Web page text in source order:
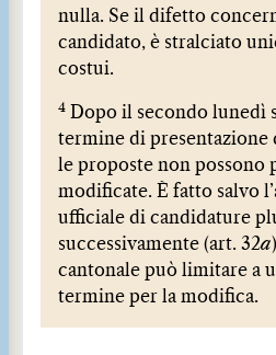
nulla. Se il difetto
candidato, è stralciato
costui.
4 Dopo il secondo lunedì
termine di presentazione
le proposte non possono
modificate. È fatto salvo
ufficiale di candidature
successivamente (art. 32a
cantonale può limitare a
termine per la modifica.